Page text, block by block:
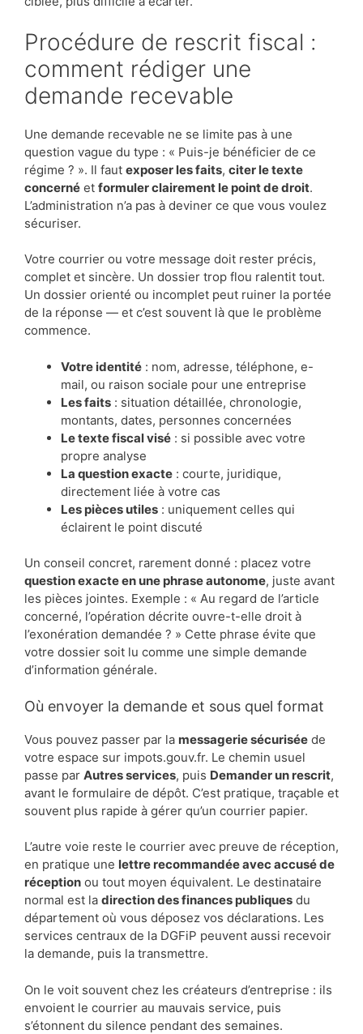
Procédure de rescrit fiscal :
comment rédiger une
demande recevable
Une demande recevable ne se limite pas à une
question vague du type : « Puis-je bénéficier de ce
régime ? ». Il faut exposer les faits, citer le texte
concerné et formuler clairement le point de droit.
L’administration n’a pas à deviner ce que vous voulez
sécuriser.
Votre courrier ou votre message doit rester précis,
complet et sincère. Un dossier trop flou ralentit tout.
Un dossier orienté ou incomplet peut ruiner la portée
de la réponse — et c’est souvent là que le problème
commence.
Votre identité : nom, adresse, téléphone, e-
mail, ou raison sociale pour une entreprise
Les faits : situation détaillée, chronologie,
montants, dates, personnes concernées
Le texte fiscal visé : si possible avec votre
propre analyse
La question exacte : courte, juridique,
directement liée à votre cas
Les pièces utiles : uniquement celles qui
éclairent le point discuté
Un conseil concret, rarement donné : placez votre
question exacte en une phrase autonome, juste avant
les pièces jointes. Exemple : « Au regard de l’article
concerné, l’opération décrite ouvre-t-elle droit à
l’exonération demandée ? » Cette phrase évite que
votre dossier soit lu comme une simple demande
d’information générale.
Où envoyer la demande et sous quel format
Vous pouvez passer par la messagerie sécurisée de
votre espace sur impots.gouv.fr. Le chemin usuel
passe par Autres services, puis Demander un rescrit,
avant le formulaire de dépôt. C’est pratique, traçable et
souvent plus rapide à gérer qu’un courrier papier.
L’autre voie reste le courrier avec preuve de réception,
en pratique une lettre recommandée avec accusé de
réception ou tout moyen équivalent. Le destinataire
normal est la direction des finances publiques du
département où vous déposez vos déclarations. Les
services centraux de la DGFiP peuvent aussi recevoir
la demande, puis la transmettre.
On le voit souvent chez les créateurs d’entreprise : ils
envoient le courrier au mauvais service, puis
s’étonnent du silence pendant des semaines.